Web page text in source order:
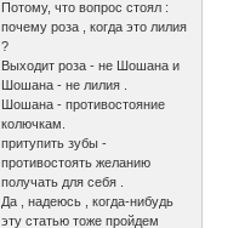
Потому, что вопрос стоял :
почему роза , когда это лилия
?
Выходит роза - не Шошана и
Шошана - не лилия .
Шошана - противостояние
колючкам.
притупить зубы -
противостоять желанию
получать для себя .
Да , надеюсь , когда-нибудь
эту статью тоже пройдем